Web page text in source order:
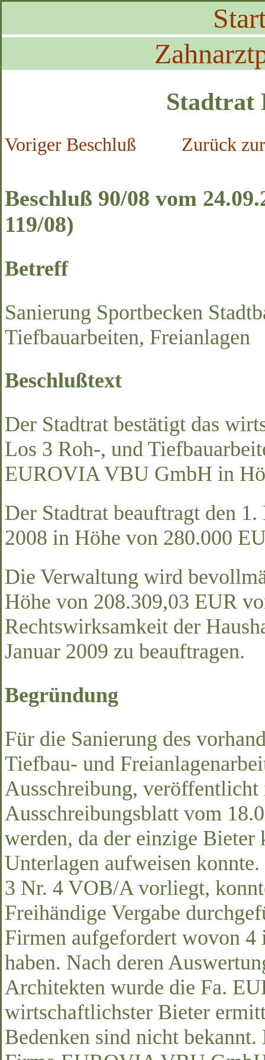
Stadtrat
Voriger Beschluß Zurück
Beschluß 90/08 vom
119/08)
Betreff
Sanierung Sportbecken
Tiefbauarbeiten, Freianlagen
Beschlußtext
Der Stadtrat bestätigt das
Los 3 Roh-, und
EUROVIA VBU GmbH in
Der Stadtrat beauftragt den
2008 in Höhe von 280.000
Die Verwaltung wird
Höhe von 208.309,03 EUR
Rechtswirksamkeit der
Januar 2009 zu beauftragen.
Begründung
Für die Sanierung des
Tiefbau- und
Ausschreibung, veröffentlicht
Ausschreibungsblatt vom
werden, da der einzige Bieter
Unterlagen aufweisen
3 Nr. 4 VOB/A vorliegt,
Freihändige Vergabe
Firmen aufgefordert wovon 4
haben. Nach deren
Architekten wurde die Fa.
wirtschaftlichster Bieter
Bedenken sind nicht